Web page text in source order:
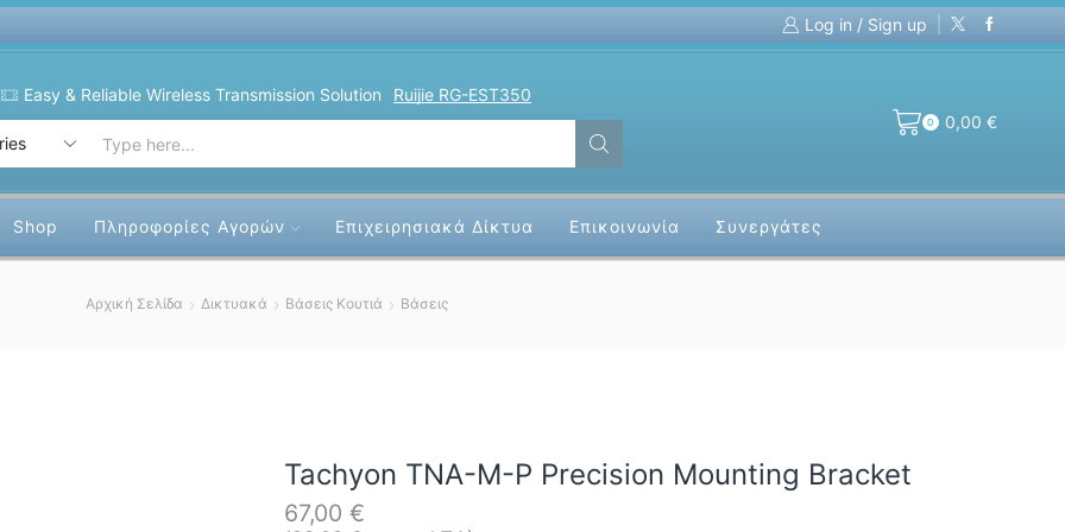
Log in / Sign up
Easy & Reliable Wireless Transmission Solution Ruijie RG-EST350
0 0,00 €
Shop Πληροφορίες Αγορών Επιχειρησιακά Δίκτυα Επικοινωνία Συνεργάτες
Αρχική Σελίδα Δικτυακά Βάσεις Κουτιά Βάσεις
Tachyon TNA-M-P Precision Mounting Bracket
67,00 €